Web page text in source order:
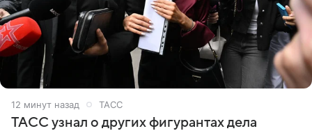
12 минут назад ТАСС
ТАСС узнал о других фигурантах дела